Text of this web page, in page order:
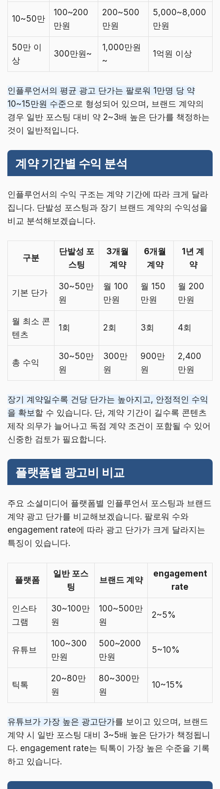
10~50만
100~200
만원
200~500
만원
5,000~8,000
만원
50만 이
상
300만원~
1,000만원
~
1억원 이상
인플루언서의 평균 광고 단가는 팔로워 1만명 당 약
10~15만원 수준으로 형성되어 있으며, 브랜드 계약의
경우 일반 포스팅 대비 약 2~3배 높은 단가를 책정하는
것이 일반적입니다.
계약 기간별 수익 분석
인플루언서의 수익 구조는 계약 기간에 따라 크게 달라
집니다. 단발성 포스팅과 장기 브랜드 계약의 수익성을
비교 분석해보겠습니다.
구분
단발성 포
스팅
3개월
계약
6개월
계약
1년 계
약
기본 단가
30~50만
원
월 100
만원
월 150
만원
월 200
만원
월 최소 콘
텐츠
1회 2회 3회 4회
총 수익
30~50만
원
300만
원
900만
원
2,400
만원
장기 계약일수록 건당 단가는 높아지고, 안정적인 수익
을 확보할 수 있습니다. 단, 계약 기간이 길수록 콘텐츠
제작 의무가 늘어나고 독점 계약 조건이 포함될 수 있어
신중한 검토가 필요합니다.
플랫폼별 광고비 비교
주요 소셜미디어 플랫폼별 인플루언서 포스팅과 브랜드
계약 광고 단가를 비교해보겠습니다. 팔로워 수와
engagement rate에 따라 광고 단가가 크게 달라지는
특징이 있습니다.
플랫폼
일반 포스
팅
브랜드 계약
engagement
rate
인스타
그램
30~100만
원
100~500만
원
2~5%
유튜브
100~300
만원
500~2000
만원
5~10%
틱톡
20~80만
원
80~300만
원
10~15%
유튜브가 가장 높은 광고단가를 보이고 있으며, 브랜드
계약 시 일반 포스팅 대비 3~5배 높은 단가가 책정됩니
다. engagement rate는 틱톡이 가장 높은 수준을 기록
하고 있습니다.